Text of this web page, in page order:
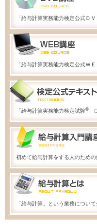
「給与計算実務能力検定公式Ｄ
「給与計算実務能力検定公式Ｗ
「給与計算実務能力検定試験® 」
初めて給与計算をする人のため
「給与計算」という業務につい